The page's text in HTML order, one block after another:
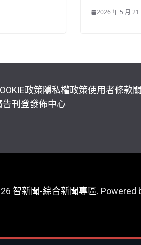
2026 年 5 月 21
政策隱私權政策使用者條款
告刊登發佈中心
智新聞-綜合新聞專區. Powered